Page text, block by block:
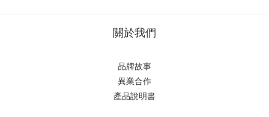
關於我們
品牌故事
異業合作
產品說明書